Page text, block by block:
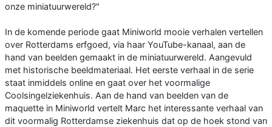
onze miniatuurwereld?"
In de komende periode gaat Miniworld mooie verhalen vertellen
over Rotterdams erfgoed, via haar YouTube-kanaal, aan de
hand van beelden gemaakt in de miniatuurwereld. Aangevuld
met historische beeldmateriaal. Het eerste verhaal in de serie
staat inmiddels online en gaat over het voormalige
Coolsingelziekenhuis. Aan de hand van beelden van de
maquette in Miniworld vertelt Marc het interessante verhaal van
dit voormalig Rotterdamse ziekenhuis dat op de hoek stond van